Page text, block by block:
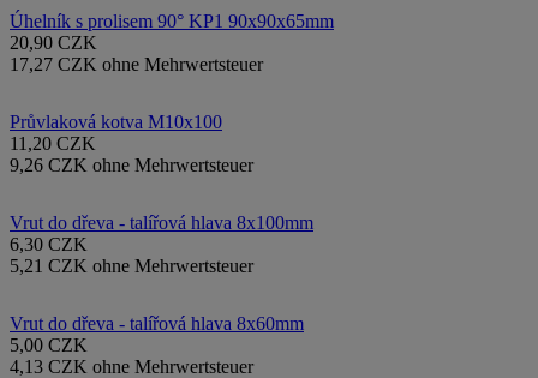
Úhelník s prolisem 90° KP1 90x90x65mm
20,90 CZK
17,27 CZK ohne Mehrwertsteuer
Průvlaková kotva M10x100
11,20 CZK
9,26 CZK ohne Mehrwertsteuer
Vrut do dřeva - talířová hlava 8x100mm
6,30 CZK
5,21 CZK ohne Mehrwertsteuer
Vrut do dřeva - talířová hlava 8x60mm
5,00 CZK
4,13 CZK ohne Mehrwertsteuer